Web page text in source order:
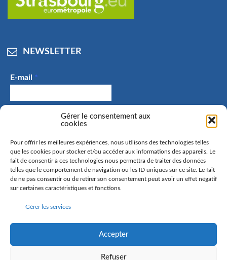
Gérer le consentement aux
cookies
Pour offrir les meilleures expériences, nous utilisons des technologies telles
que les cookies pour stocker et/ou accéder aux informations des appareils. Le
fait de consentir à ces technologies nous permettra de traiter des données
telles que le comportement de navigation ou les ID uniques sur ce site. Le fait
de ne pas consentir ou de retirer son consentement peut avoir un effet négatif
sur certaines caractéristiques et fonctions.
Gérer les services
Accepter
Refuser
NEWSLETTER
E-mail *
J'accepte de recevoir des e-mails et confirme avoir
pris connaissance de la politique de confidentialité.
La commune de Hangenbieten collecte votre adresse mail
afin de vous envoyer notre lettre d’information. Vous
en savoir plus sur la gestion de vos données personnelles
et pour exercer vos droits, rendez-vous sur la page
politique de confidentialité